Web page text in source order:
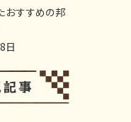
おすすめの邦
日